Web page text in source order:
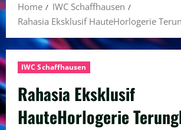
Home
IWC Schaffhausen
Rahasia Eksklusif HauteHorlogerie
IWC Schaffhausen
Rahasia Eksklusif
HauteHorlogerie